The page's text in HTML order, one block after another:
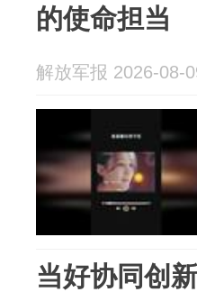
的使命担当
解放军报 2026-08-
当好协同创